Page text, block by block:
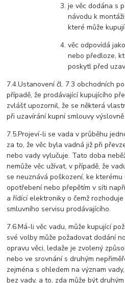
je věc dodána s
návodu k
které může
věc odpovídá
nebo předloze,
poskytl před
7.4.Ustanovení čl. 7.3 obchodních
případě, že prodávající kupujícího
zvlášť upozornil, že se některá
při uzavírání kupní smlouvy
7.5.Projeví-li se vada v průběhu
za to, že věc byla vadná již při
nebo vady vylučuje. Tato doba
nemůže věc užívat, v případě, že
se neuznává poškození, ke kterému
opotřebení nebo přepětím v síti
a řídící elektroniky o čemž
smluvního servisu prodávajícího.
7.6.Má-li věc vadu, může kupující
své volby může požadovat dodání
opravu věci, ledaže je zvolený
nebo ve srovnání s druhým
zejména s ohledem na význam
bez vady, a to, zda může být